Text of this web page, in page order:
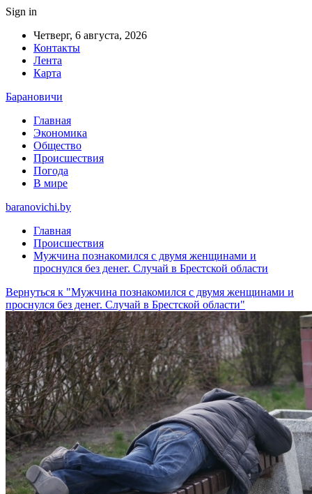
Sign in
Четверг, 6 августа, 2026
Контакты
Лента
Карта
Барановичи
Главная
Экономика
Общество
Происшествия
Погода
В мире
baranovichi.by
Главная
Происшествия
Мужчина познакомился с двумя женщинами и
проснулся без денег. Случай в Брестской области
Вернуться к "Мужчина познакомился с двумя женщинами и
проснулся без денег. Случай в Брестской области"